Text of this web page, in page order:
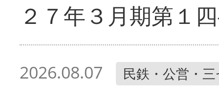
２７年３月期第１
2026.08.07 民鉄・公営・